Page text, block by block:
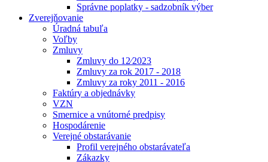
Správne poplatky - sadzobník výber
Zverejňovanie
Úradná tabuľa
Voľby
Zmluvy
Zmluvy do 12⁄2023
Zmluvy za rok 2017 - 2018
Zmluvy za roky 2011 - 2016
Faktúry a objednávky
VZN
Smernice a vnútorné predpisy
Hospodárenie
Verejné obstarávanie
Profil verejného obstarávateľa
Zákazky